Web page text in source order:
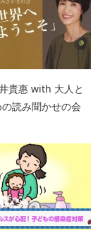
貴惠 with 大人と
読み聞かせの会